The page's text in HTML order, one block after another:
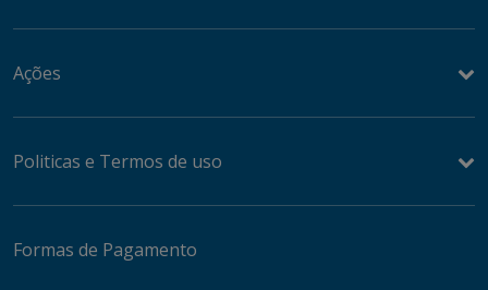
Ações
Politicas e Termos de uso
Formas de Pagamento